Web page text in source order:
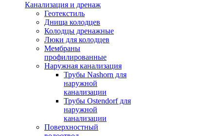
Канализация и дренаж
Геотекстиль
Днища колодцев
Колодцы дренажные
Люки для колодцев
Мембраны
профилированные
Наружная канализация
Трубы Nashorn для
наружной
канализации
Трубы Ostendorf для
наружной
канализации
Поверхностный